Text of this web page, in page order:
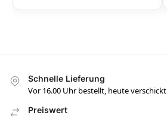
Schnelle Lieferung
Vor 16.00 Uhr bestellt, heute verschickt
Preiswert